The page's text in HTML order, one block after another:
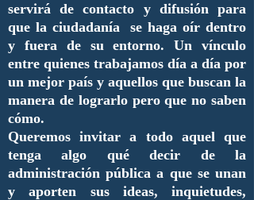
servirá de contacto y difusión para
que la ciudadanía se haga oír dentro
y fuera de su entorno. Un vínculo
entre quienes trabajamos día a día por
un mejor país y aquellos que buscan la
manera de lograrlo pero que no saben
cómo.
Queremos invitar a todo aquel que
tenga algo qué decir de la
administración pública a que se unan
y aporten sus ideas, inquietudes,